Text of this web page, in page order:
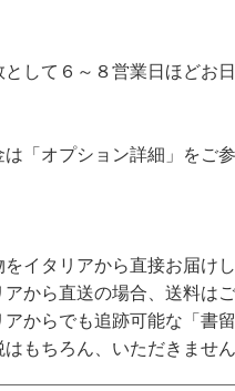
として６～８営業日ほどお
は「オプション詳細」をご参
イタリアから直接お届け
から直送の場合、送料は
からでも追跡可能な「書
もちろん、いただきません